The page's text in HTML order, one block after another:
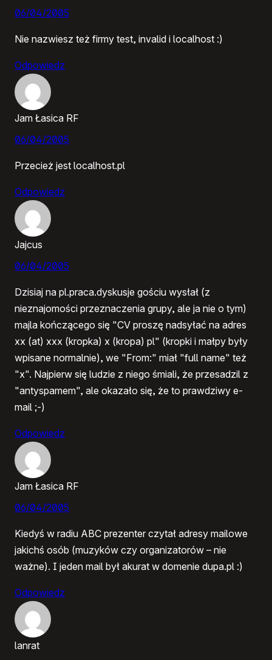
06/04/2005
Nie nazwiesz też firmy test, invalid i localhost :)
Odpowiedz
Jam Łasica RF
06/04/2005
Przecież jest localhost.pl
Odpowiedz
Jajcus
06/04/2005
Dzisiaj na pl.praca.dyskusje gościu wysłał (z
nieznajomości przeznaczenia grupy, ale ja nie o tym)
majla kończącego się "CV proszę nadsyłać na adres
xx (at) xxx (kropka) x (kropa) pl" (kropki i małpy były
wpisane normalnie), we "From:" miał "full name" też
"x". Najpierw się ludzie z niego śmiali, że przesadzil z
"antyspamem", ale okazało się, że to prawdziwy e-
mail ;-)
Odpowiedz
Jam Łasica RF
06/04/2005
Kiedyś w radiu ABC prezenter czytał adresy mailowe
jakichś osób (muzyków czy organizatorów – nie
ważne). I jeden mail był akurat w domenie dupa.pl :)
Odpowiedz
lanrat